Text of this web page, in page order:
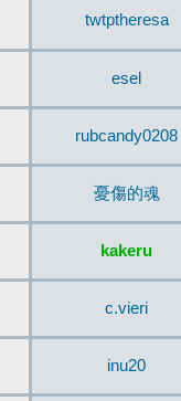
twtptheresa
esel
rubcandy0208
憂傷的魂
kakeru
c.vieri
inu20